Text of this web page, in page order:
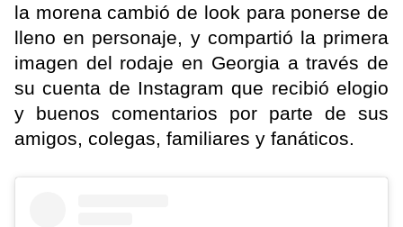
la morena cambió de look para ponerse de
lleno en personaje, y compartió la primera
imagen del rodaje en Georgia a través de
su cuenta de Instagram que recibió elogio
y buenos comentarios por parte de sus
amigos, colegas, familiares y fanáticos.